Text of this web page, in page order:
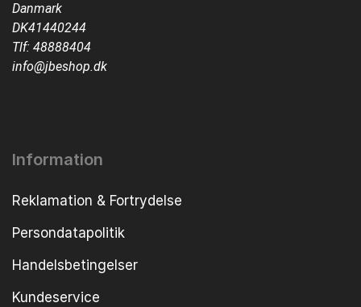
Danmark
DK41440244
Tlf: 48888404
info@jbeshop.dk
Information
Reklamation & Fortrydelse
Persondatapolitik
Handelsbetingelser
Kundeservice